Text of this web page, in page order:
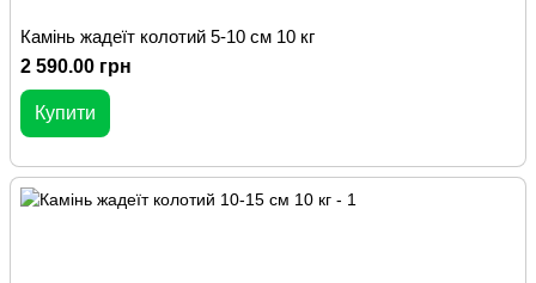
Камінь жадеїт колотий 5-10 см 10 кг
2 590.00 грн
Купити